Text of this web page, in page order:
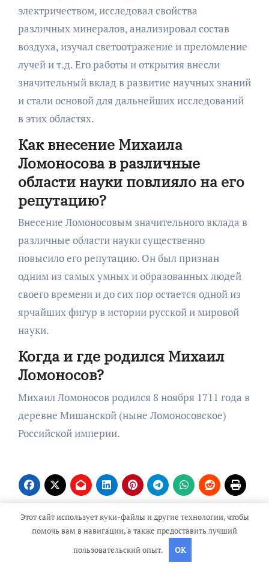
электричеством, исследовал свойства
различных минералов, анализировал состав
воздуха, изучал светоотражение и преломление
лучей и т.д. Его работы и открытия внесли
значительный вклад в развитие научных знаний
и стали основой для дальнейших исследований
в этих областях.
Как внесение Михаила
Ломоносова в различные
области науки повлияло на его
репутацию?
Внесение Ломоносовым значительного вклада в
различные области науки существенно
повысило его репутацию. Он был признан
одним из самых умных и образованных людей
своего времени и до сих пор остается одной из
ярчайших фигур в истории русской и мировой
науки.
Когда и где родился Михаил
Ломоносов?
Михаил Ломоносов родился 8 ноября 1711 года в
деревне Мишанской (ныне Ломоносовское)
Российской империи.
Навигация
Черного для детей —
Никита Тезин —
талантливый
Этот сайт использует куки-файлы и другие технологии, чтобы
помочь вам в навигации, а также предоставить лучший
пользовательский опыт.
OK